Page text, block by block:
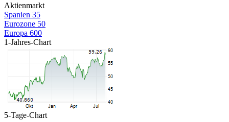
Aktienmarkt
Spanien 35
Eurozone 50
Europa 600
1-Jahres-Chart
5-Tage-Chart